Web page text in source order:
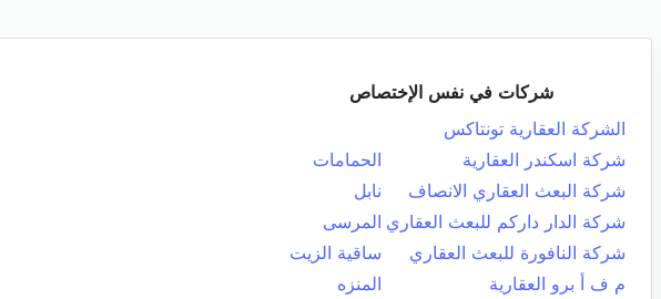
شركات في نفس الإختصاص
الشركة العقارية تونتاكس
شركة اسكندر العقارية
الحمامات
شركة البعث العقاري الانصاف
نابل
شركة الدار داركم للبعث العقاري المرسى
شركة النافورة للبعث العقاري
ساقية الزيت
م ف أ برو العقارية
المنزه